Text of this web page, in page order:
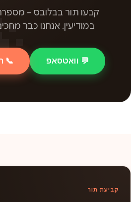
קבעו תור בבלובס –
במודיעין. אנחנו כבר
💬 וואטסאפ 📞
קביעת תור